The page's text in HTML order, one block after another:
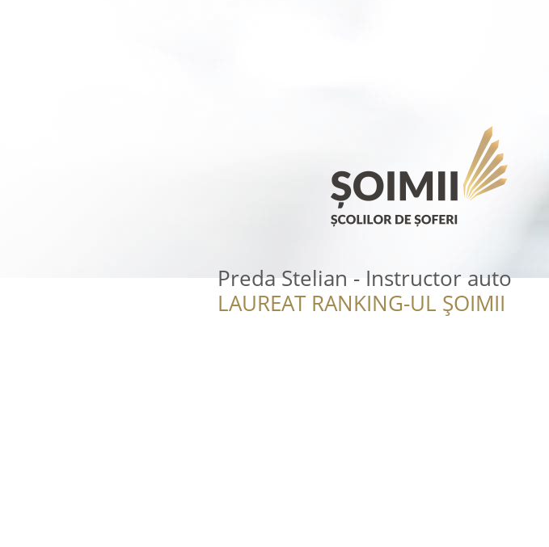
Preda Stelian - Instructor auto
LAUREAT RANKING-UL ȘOIMII